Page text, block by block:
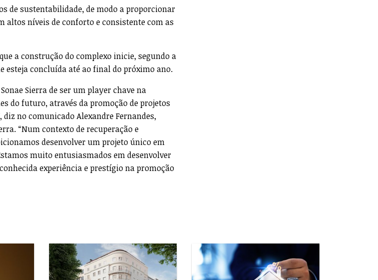
de sustentabilidade, de modo a proporcionar
altos níveis de conforto e consistente com as
a construção do complexo inicie, segundo a
esteja concluída até ao final do próximo ano.
Sierra de ser um player chave na
do futuro, através da promoção de projetos
no comunicado Alexandre Fernandes,
“Num contexto de recuperação e
desenvolver um projeto único em
muito entusiasmados em desenvolver
experiência e prestígio na promoção